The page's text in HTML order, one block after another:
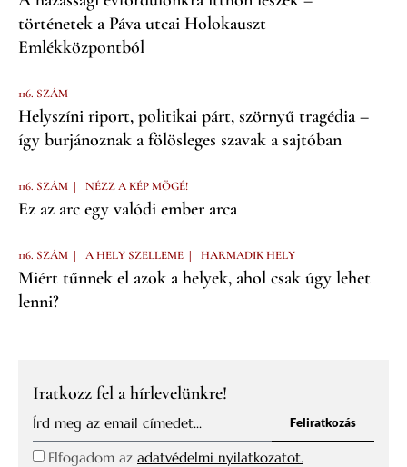
történetek a Páva utcai Holokauszt
Emlékközpontból
116. SZÁM
Helyszíni riport, politikai párt, szörnyű tragédia –
így burjánoznak a fölösleges szavak a sajtóban
116. SZÁM | NÉZZ A KÉP MÖGÉ!
Ez az arc egy valódi ember arca
116. SZÁM | A HELY SZELLEME | HARMADIK HELY
Miért tűnnek el azok a helyek, ahol csak úgy lehet
lenni?
Iratkozz fel a hírlevelünkre!
Elfogadom az adatvédelmi nyilatkozatot.
Feliratkozás